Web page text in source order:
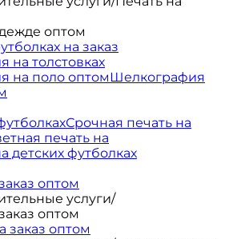
оптом
на заказ
на толстовках
на поло оптомШелкография
Срочная печать на
печать на
детских футболках
оптом
услуги/
оптом
заказ оптом